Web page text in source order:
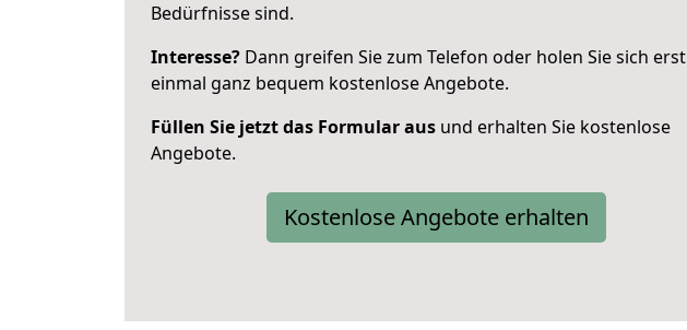
Bedürfnisse sind.
Interesse? Dann greifen Sie zum Telefon oder holen Sie sich erst
einmal ganz bequem kostenlose Angebote.
Füllen Sie jetzt das Formular aus und erhalten Sie kostenlose
Angebote.
Kostenlose Angebote erhalten